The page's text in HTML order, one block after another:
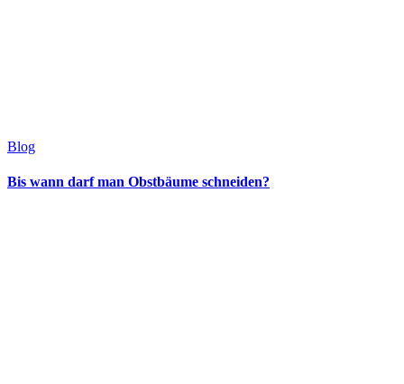
Blog
Bis wann darf man Obstbäume schneiden?